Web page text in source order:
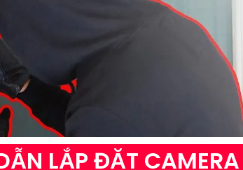
LẮP ĐẶT